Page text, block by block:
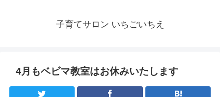
子育てサロン いちごいちえ
4月もベビマ教室はお休みいたします